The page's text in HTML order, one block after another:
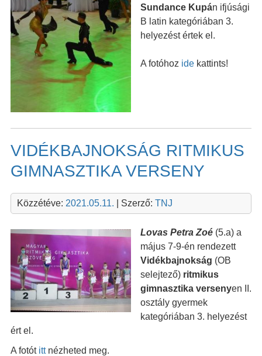
Sundance Kupán ifjúsági
B latin kategóriában 3.
helyezést értek el.
A fotóhoz idekattints!
VIDÉKBAJNOKSÁG RITMIKUS
GIMNASZTIKA VERSENY
Közzétéve: 2021.05.11. | Szerző: TNJ
Lovas Petra Zoé(5.a) a
május 7-9-én rendezett
Vidékbajnokság (OB
selejtező) ritmikus
gimnasztika versenyen II.
osztály gyermek
kategóriában 3. helyezést
ért el.
A fotót ittnézheted meg.